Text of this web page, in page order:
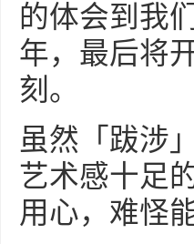
的体会到我
年，最后将
刻。
虽然「跋涉
艺术感十足
用心，难怪